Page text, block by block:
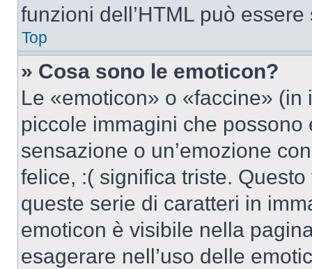
funzioni dell’HTML può
Top
» Cosa sono le emoticon?
Le «emoticon» o «faccine»
piccole immagini che
sensazione o un’emozione
felice, :( significa triste.
queste serie di caratteri in
emoticon è visibile nella
esagerare nell’uso delle